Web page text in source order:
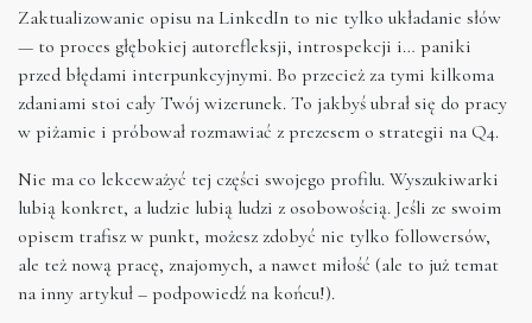
Zaktualizowanie opisu na LinkedIn to nie tylko układanie słów
— to proces głębokiej autorefleksji, introspekcji i… paniki
przed błędami interpunkcyjnymi. Bo przecież za tymi kilkoma
zdaniami stoi cały Twój wizerunek. To jakbyś ubrał się do pracy
w piżamie i próbował rozmawiać z prezesem o strategii na Q4.
Nie ma co lekceważyć tej części swojego profilu. Wyszukiwarki
lubią konkret, a ludzie lubią ludzi z osobowością. Jeśli ze swoim
opisem trafisz w punkt, możesz zdobyć nie tylko followersów,
ale też nową pracę, znajomych, a nawet miłość (ale to już temat
na inny artykuł – podpowiedź na końcu!).